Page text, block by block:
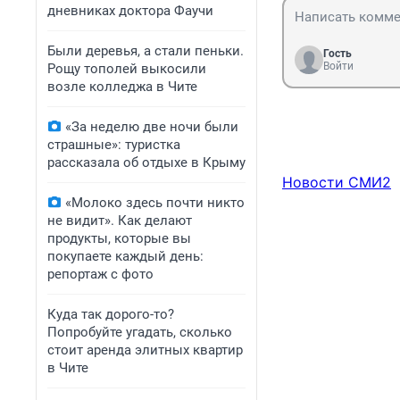
дневниках доктора Фаучи
Были деревья, а стали пеньки.
Рощу тополей выкосили
возле колледжа в Чите
«За неделю две ночи были
страшные»: туристка
рассказала об отдыхе в Крыму
«Молоко здесь почти никто
не видит». Как делают
продукты, которые вы
покупаете каждый день:
репортаж с фото
Куда так дорого-то?
Попробуйте угадать, сколько
стоит аренда элитных квартир
в Чите
Гость
Войти
Новости СМИ2